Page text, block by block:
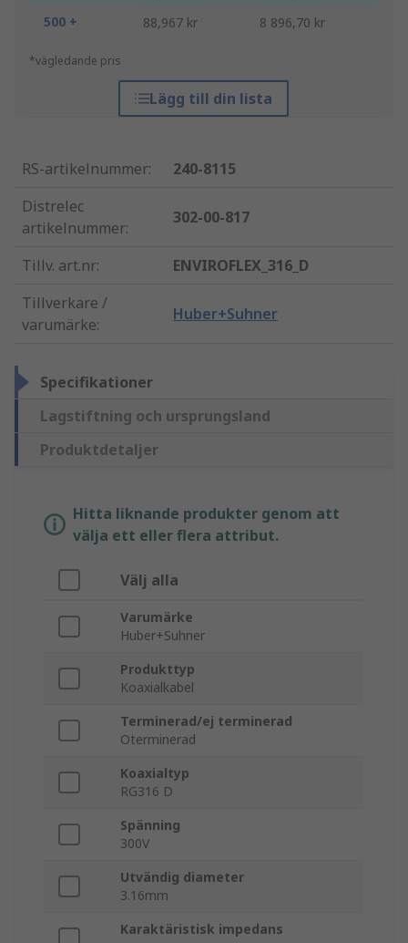
500 +
88,967 kr 8 896,70 kr
*vägledande pris
Lägg till din lista
RS-artikelnummer:
240-8115
Distrelec
artikelnummer:
302-00-817
Tillv. art.nr:
ENVIROFLEX_316_D
Tillverkare /
varumärke:
Huber+Suhner
Specifikationer
Lagstiftning och ursprungsland
Produktdetaljer
Hitta liknande produkter genom att
välja ett eller flera attribut.
Välj alla
Varumärke
Huber+Suhner
Produkttyp
Koaxialkabel
Terminerad/ej terminerad
Oterminerad
Koaxialtyp
RG316 D
Spänning
300V
Utvändig diameter
3.16mm
Karaktäristisk impedans